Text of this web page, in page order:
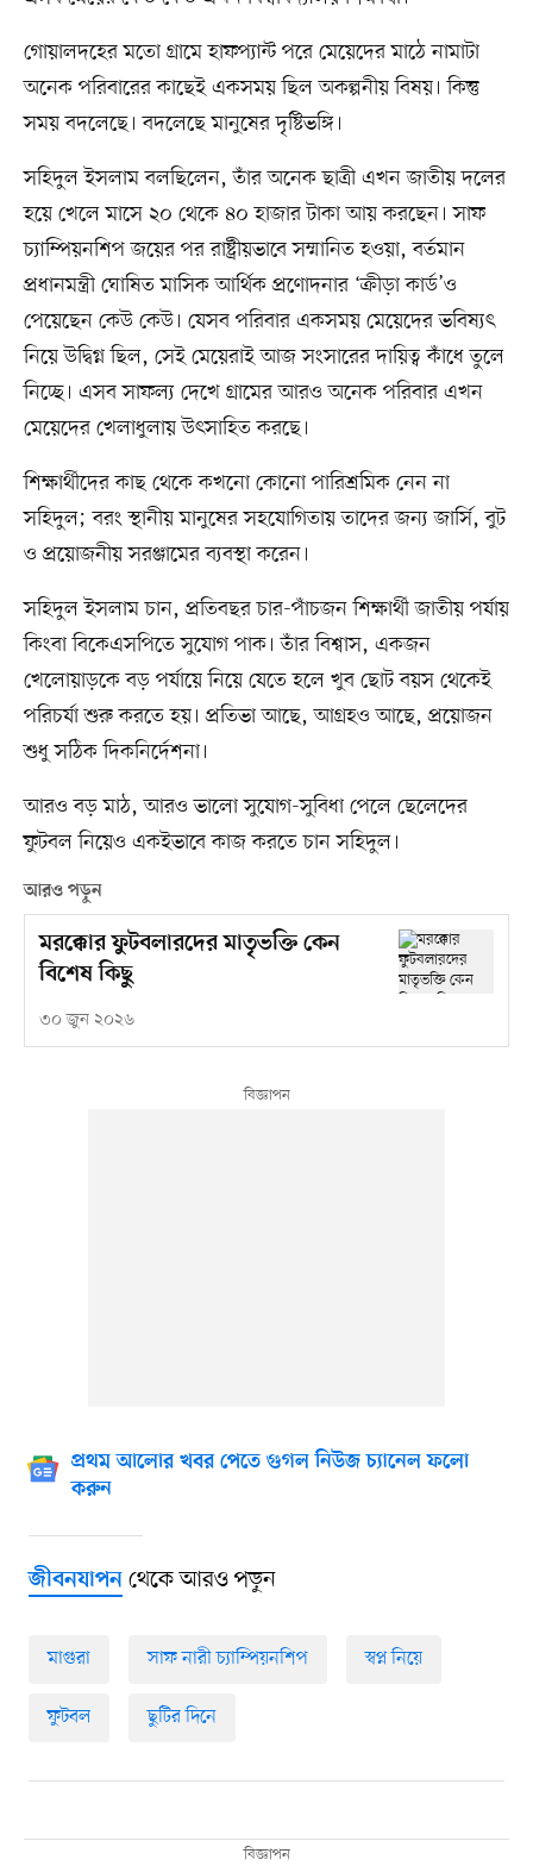
গোয়ালদহের মতো গ্রামে হাফপ্যান্ট পরে মেয়েদের মাঠে নামাটা
অনেক পরিবারের কাছেই একসময় ছিল অকল্পনীয় বিষয়। কিন্তু
সময় বদলেছে। বদলেছে মানুষের দৃষ্টিভঙ্গি।
সহিদুল ইসলাম বলছিলেন, তাঁর অনেক ছাত্রী এখন জাতীয় দলের
হয়ে খেলে মাসে ২০ থেকে ৪০ হাজার টাকা আয় করছেন। সাফ
চ্যাম্পিয়নশিপ জয়ের পর রাষ্ট্রীয়ভাবে সম্মানিত হওয়া, বর্তমান
প্রধানমন্ত্রী ঘোষিত মাসিক আর্থিক প্রণোদনার ‘ক্রীড়া কার্ড’ও
পেয়েছেন কেউ কেউ। যেসব পরিবার একসময় মেয়েদের ভবিষ্যৎ
নিয়ে উদ্বিগ্ন ছিল, সেই মেয়েরাই আজ সংসারের দায়িত্ব কাঁধে তুলে
নিচ্ছে। এসব সাফল্য দেখে গ্রামের আরও অনেক পরিবার এখন
মেয়েদের খেলাধুলায় উৎসাহিত করছে।
শিক্ষার্থীদের কাছ থেকে কখনো কোনো পারিশ্রমিক নেন না
সহিদুল; বরং স্থানীয় মানুষের সহযোগিতায় তাদের জন্য জার্সি, বুট
ও প্রয়োজনীয় সরঞ্জামের ব্যবস্থা করেন।
সহিদুল ইসলাম চান, প্রতিবছর চার-পাঁচজন শিক্ষার্থী জাতীয় পর্যায়
কিংবা বিকেএসপিতে সুযোগ পাক। তাঁর বিশ্বাস, একজন
খেলোয়াড়কে বড় পর্যায়ে নিয়ে যেতে হলে খুব ছোট বয়স থেকেই
পরিচর্যা শুরু করতে হয়। প্রতিভা আছে, আগ্রহও আছে, প্রয়োজন
শুধু সঠিক দিকনির্দেশনা।
আরও বড় মাঠ, আরও ভালো সুযোগ-সুবিধা পেলে ছেলেদের
ফুটবল নিয়েও একইভাবে কাজ করতে চান সহিদুল।
আরও পড়ুন
মরক্কোর ফুটবলারদের মাতৃভক্তি কেন
বিশেষ কিছু
৩০ জুন ২০২৬
প্রথম আলোর খবর পেতে গুগল নিউজ চ্যানেল ফলো
করুন
জীবনযাপনথেকে আরও পড়ুন
মাগুরা সাফ নারী চ্যাম্পিয়নশিপ স্বপ্ন নিয়ে
ফুটবল ছুটির দিনে